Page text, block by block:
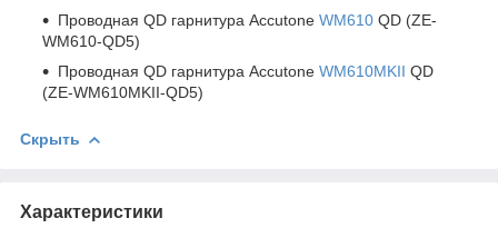
Проводная QD гарнитура Accutone WM610 QD (ZE-
WM610-QD5)
Проводная QD гарнитура Accutone WM610MKII QD
(ZE-WM610MKII-QD5)
Скрыть
Характеристики